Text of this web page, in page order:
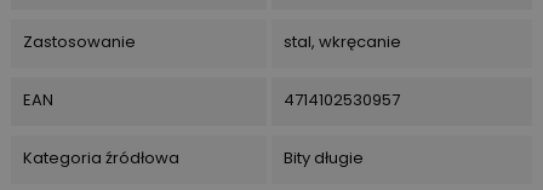
Zastosowanie stal, wkręcanie
EAN 4714102530957
Kategoria źródłowa Bity długie